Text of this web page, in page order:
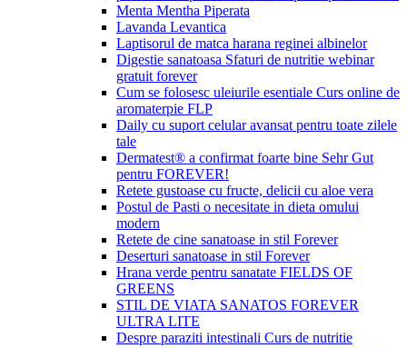
Menta Mentha Piperata
Lavanda Levantica
Laptisorul de matca harana reginei albinelor
Digestie sanatoasa Sfaturi de nutritie webinar
gratuit forever
Cum se folosesc uleiurile esentiale Curs online de
aromaterpie FLP
Daily cu suport celular avansat pentru toate zilele
tale
Dermatest® a confirmat foarte bine Sehr Gut
pentru FOREVER!
Retete gustoase cu fructe, delicii cu aloe vera
Postul de Pasti o necesitate in dieta omului
modern
Retete de cine sanatoase in stil Forever
Deserturi sanatoase in stil Forever
Hrana verde pentru sanatate FIELDS OF
GREENS
STIL DE VIATA SANATOS FOREVER
ULTRA LITE
Despre paraziti intestinali Curs de nutritie